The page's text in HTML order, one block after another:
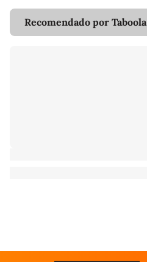
Recomendado por Taboola